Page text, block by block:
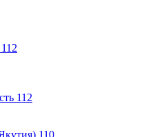
112
112
110